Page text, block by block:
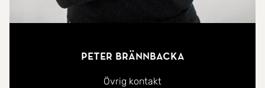
Peter Brännbacka
Övrig kontakt